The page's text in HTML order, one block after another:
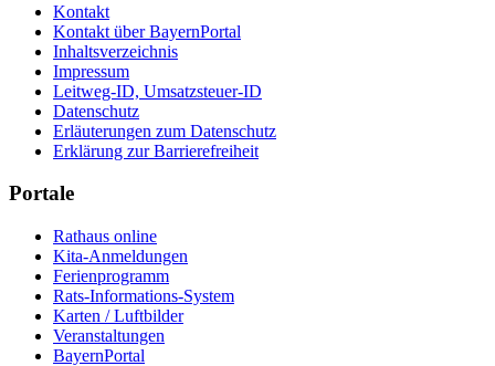
Kontakt
Kontakt über BayernPortal
Inhaltsverzeichnis
Impressum
Leitweg-ID, Umsatzsteuer-ID
Datenschutz
Erläuterungen zum Datenschutz
Erklärung zur Barrierefreiheit
Portale
Rathaus online
Kita-Anmeldungen
Ferienprogramm
Rats-Informations-System
Karten / Luftbilder
Veranstaltungen
BayernPortal